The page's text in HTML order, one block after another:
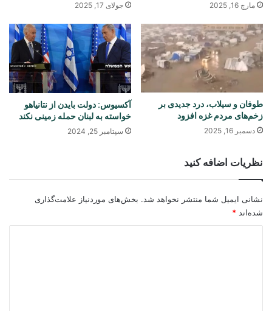
مارچ 16, 2025 جولای 17, 2025
طوفان و سیلاب، درد جدیدی بر
زخم‌های مردم غزه افزود
دسمبر 16, 2025
آکسیوس: دولت بایدن از نتانیاهو
خواسته به لبنان حمله زمینی نکند
سپتامبر 25, 2024
نظریات اضافه کنید
نشانی ایمیل شما منتشر نخواهد شد. بخش‌های موردنیاز علامت‌گذاری
شده‌اند *